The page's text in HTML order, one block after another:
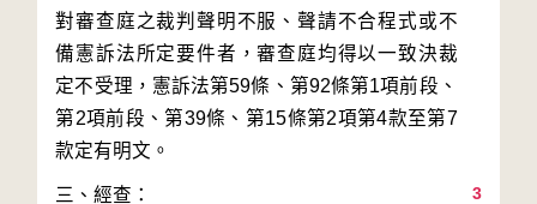
對審查庭之裁判聲明不服、聲請不合程式或不
備憲訴法所定要件者，審查庭均得以一致決裁
定不受理，憲訴法第59條、第92條第1項前段、
第2項前段、第39條、第15條第2項第4款至第7
3